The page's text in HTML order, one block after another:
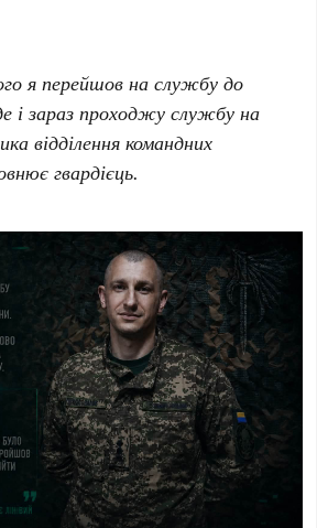
я перейшов на службу до
і зараз проходжу службу на
відділення командних
гвардієць.